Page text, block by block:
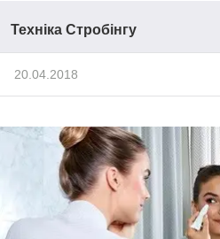
Техніка Стробінгу
20.04.2018